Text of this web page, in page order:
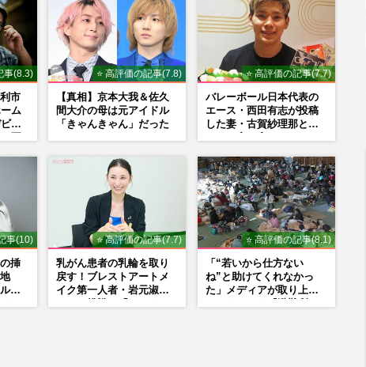
事(8.3)
市
ム
ュ
⭐ 高評価の記事(7.8)
【真相】京本大我＆佐久
間大介の母は元アイドル
「きゃんきゃん」だった
⭐ 高評価の記事(7.7)
バレーボール日本代表の
エース・西田有志が投稿
した妻・古賀紗理那と
「空気読んで」ネット上
で批判殺到の理由
事(10)
挿
タ
⭐ 高評価の記事(7.7)
乳がん患者の乳輪を取り
戻す！ブレストアートメ
イク第一人者・岩元淑子
⭐ 高評価の記事(8.1)
「“若いから仕方ない
ね”と助けてくれなかっ
た」メディアが取り上げ